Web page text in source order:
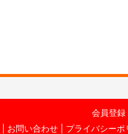
会員登録
お問い合わせ プライバシーポ